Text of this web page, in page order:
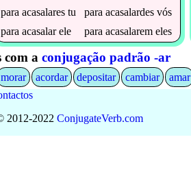
paraacasalares tu paraacasalardes vós
paraacasalarele paraacasalarem eles
com a conjugação padrão -ar
morar acordar depositar cambiar amar
2012-2022 ConjugateVerb.com